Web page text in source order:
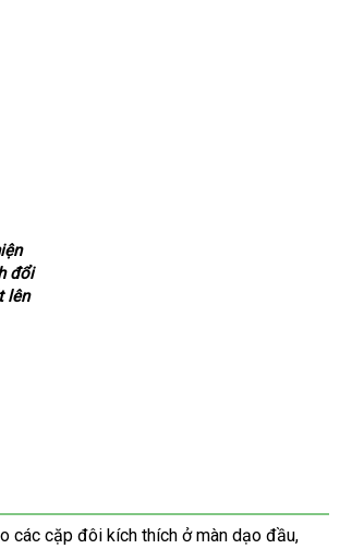
đổi
lên
vệ
các cặp đôi kích thích ở màn dạo đầuhàng
,